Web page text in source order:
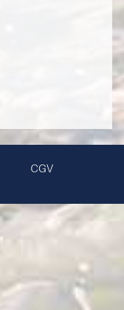
CGV